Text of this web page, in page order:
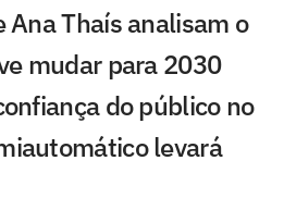
Ana Thaís analisam o
mudar para 2030
do público no
levará